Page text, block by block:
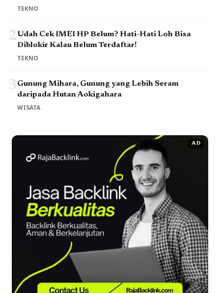
TEKNO
2Udah Cek IMEI HP Belum? Hati-Hati Loh Bisa
Diblokir Kalau Belum Terdaftar!
TEKNO
3Gunung Mihara, Gunung yang Lebih Seram
daripada Hutan Aokigahara
WISATA
AD